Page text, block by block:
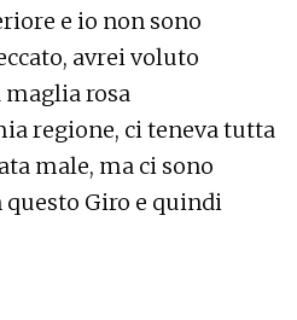
e io non sono
avrei voluto
maglia rosa
regione, ci teneva tutta
male, ma ci sono
Giro e quindi